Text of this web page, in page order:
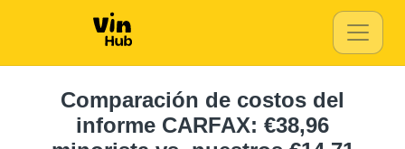
IAAI Manheim
Comparación de costos del
informe CARFAX: €38,96